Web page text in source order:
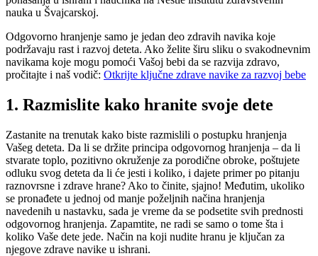
nauka u Švajcarskoj.
Odgovorno hranjenje samo je jedan deo zdravih navika koje
podržavaju rast i razvoj deteta. Ako želite širu sliku o svakodnevnim
navikama koje mogu pomoći Vašoj bebi da se razvija zdravo,
pročitajte i naš vodič: Otkrijte ključne zdrave navike za razvoj bebe
1. Razmislite kako hranite svoje dete
Zastanite na trenutak kako biste razmislili o postupku hranjenja
Vašeg deteta. Da li se držite principa odgovornog hranjenja – da li
stvarate toplo, pozitivno okruženje za porodične obroke, poštujete
odluku svog deteta da li će jesti i koliko, i dajete primer po pitanju
raznovrsne i zdrave hrane? Ako to činite, sjajno! Međutim, ukoliko
se pronađete u jednoj od manje poželjnih načina hranjenja
navedenih u nastavku, sada je vreme da se podsetite svih prednosti
odgovornog hranjenja. Zapamtite, ne radi se samo o tome šta i
koliko Vaše dete jede. Način na koji nudite hranu je ključan za
njegove zdrave navike u ishrani.